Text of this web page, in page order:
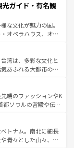
食が融合した独特の
域で異なる魅力を楽
を感じることができ
車の旅も、アメリカ
光地といえばオアフ
イ島やカウアイ島が
海をはじめ、豊かな
スピリット」と呼ば
イアンミュージッ
がハワイの魅力を彩
感動が待っているハ
ガイド・有名観
な文化が魅力の国。
オペラハウス、オー
ルル（エアーズロッ
アンズの熱帯雨林な
ェやワイン、オージ
、サーフィンやダイ
好きにはたまらな
分に味わいつくそ
湾は、多彩な文化と
あふれる大都市の台
部など、都市の喧騒
る人に新しい発見と
い台湾の食文化も魅
ラエティ豊かな料理
は コンテンツ一覧を参
端のファッションやK
都ソウルの宮殿や伝統
然美を楽しむことが
のストリートフード
る。夜には、韓国な
トナム。南北に細長
青々とした山々、世